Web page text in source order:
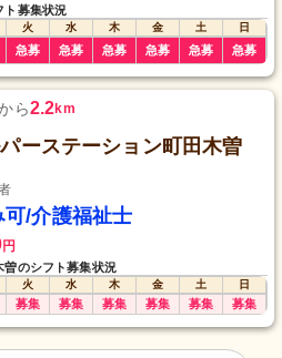
ト募集状況
火 水 木 金 土
日
急募 急募 急募 急募 急募 急募
ら2.2km
ーステーション町田木曽
可/介護福祉士
円
のシフト募集状況
火 水 木 金 土
日
募集 募集 募集 募集 募集 募集